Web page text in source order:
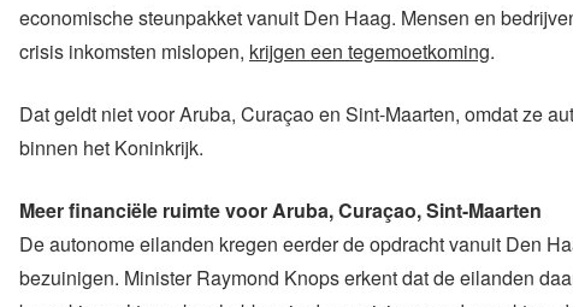
economische steunpakket vanuit Den Haag. Mensen en
crisis inkomsten mislopen, krijgen een tegemoetkoming.
Dat geldt niet voor Aruba, Curaçao en Sint-Maarten, omdat ze
binnen het Koninkrijk.
Meer financiële ruimte voor Aruba, Curaçao, Sint-Maarten
De autonome eilanden kregen eerder de opdracht vanuit Den
bezuinigen. Minister Raymond Knops erkent dat de eilanden